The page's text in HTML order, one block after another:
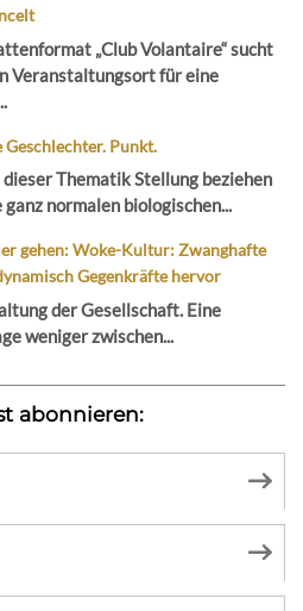
„Club Volantaire“ sucht
Veranstaltungsort für eine
Geschlechter. Punkt.
Thematik Stellung beziehen
ganz normalen biologischen...
gehen: Woke-Kultur: Zwanghafte
Gegenkräfte hervor
der Gesellschaft. Eine
weniger zwischen...
abonnieren: